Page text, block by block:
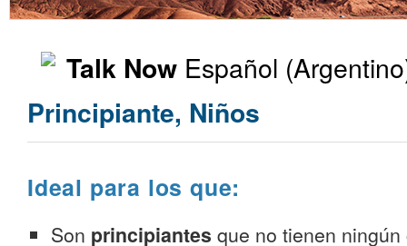
Talk Now Español
Principiante, Niños
Ideal para los que:
Son principiantes que no tienen